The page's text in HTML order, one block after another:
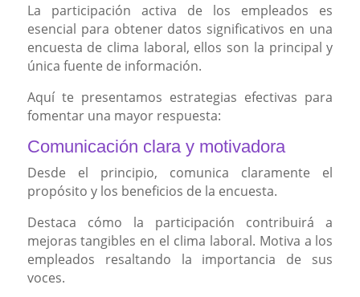
La participación activa de los empleados es
esencial para obtener datos significativos en una
encuesta de clima laboral, ellos son la principal y
única fuente de información.
Aquí te presentamos estrategias efectivas para
fomentar una mayor respuesta:
Comunicación clara y motivadora
Desde el principio, comunica claramente el
propósito y los beneficios de la encuesta.
Destaca cómo la participación contribuirá a
mejoras tangibles en el clima laboral. Motiva a los
empleados resaltando la importancia de sus
voces.